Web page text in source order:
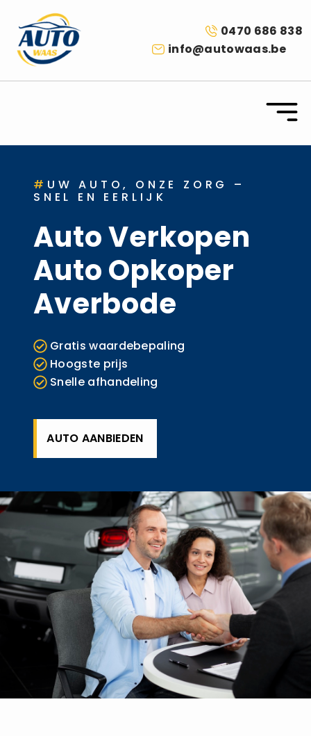
0470 686 838
info@autowaas.be
# UW AUTO, ONZE ZORG –
SNEL EN EERLIJK
Auto Verkopen
Auto Opkoper
Averbode
Gratis waardebepaling
Hoogste prijs
Snelle afhandeling
AUTO AANBIEDEN